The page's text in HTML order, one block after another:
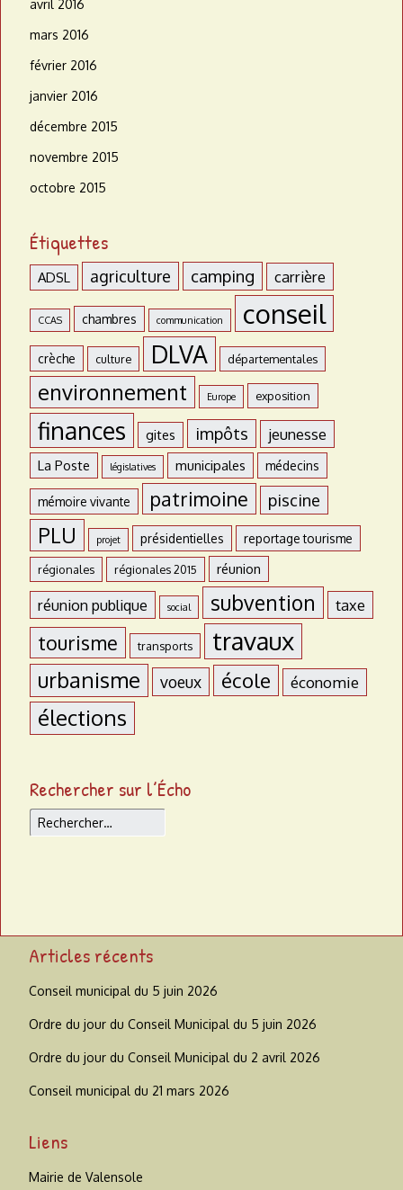
avril 2016
mars 2016
février 2016
janvier 2016
décembre 2015
novembre 2015
octobre 2015
Étiquettes
ADSL agriculture camping carrière
CCAS chambres communication conseil
crèche culture DLVA départementales
environnement Europe exposition
finances gites impôts jeunesse
La Poste législatives municipales médecins
mémoire vivante patrimoine piscine
PLU projet présidentielles reportage tourisme
régionales régionales 2015 réunion
réunion publique social subvention taxe
tourisme transports travaux
urbanisme voeux école économie
élections
Rechercher sur l’Écho
Rechercher
Articles récents
Conseil municipal du 5 juin 2026
Ordre du jour du Conseil Municipal du 5 juin 2026
Ordre du jour du Conseil Municipal du 2 avril 2026
Conseil municipal du 21 mars 2026
Liens
Mairie de Valensole